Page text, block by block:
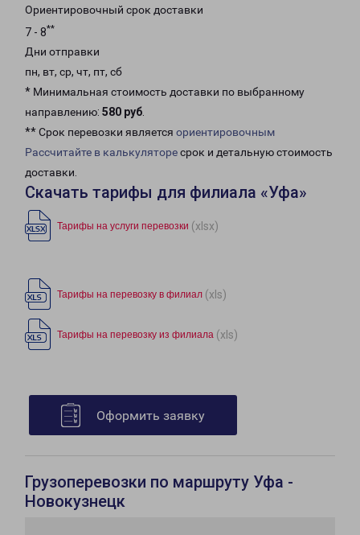
Ориентировочный срок доставки
7 - 8**
Дни отправки
пн, вт, ср, чт, пт, сб
* Минимальная стоимость доставки по выбранному
направлению: 580 руб.
** Срок перевозки является ориентировочным
Рассчитайте в калькуляторесрок и детальную стоимость
доставки.
Скачать тарифы для филиала «Уфа»
Тарифы на услуги перевозки (xlsx)
Тарифы на перевозку в филиал (xls)
Тарифы на перевозку из филиала (xls)
Оформить заявку
Грузоперевозки по маршруту Уфа -
Новокузнецк